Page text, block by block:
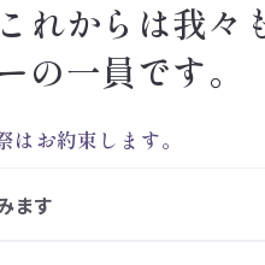
れからは我々
の一員です。
お約束します。
ます